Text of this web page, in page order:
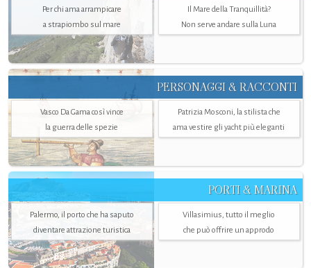
Per chi ama arrampicare
a strapiombo sul mare
Il Mare della Tranquillità?
Non serve andare sulla Luna
PERSONAGGI & RACCONTI
Vasco Da Gama così vince
la guerra delle spezie
Patrizia Mosconi, la stilista che
ama vestire gli yacht più eleganti
PORTI & MARINA
Palermo, il porto che ha saputo
diventare attrazione turistica
Villasimius, tutto il meglio
che può offrire un approdo